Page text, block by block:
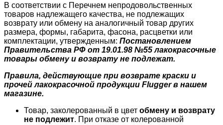
В соответствии с Перечнем непродовольственных
товаров надлежащего качества, не подлежащих
возврату или обмену на аналогичный товар других
размера, формы, габарита, фасона, расцветки или
комплектации, утвержденным: Постановлением
Правительства РФ от 19.01.98 №55 лакокрасочные
товары обмену и возврату не подлежат.
Правила, действующие при возврате краски и
прочей лакокрасочной продукции Flugger в нашем
магазине.
Товар, заколерованный в цвет обмену и возврату
не подлежит. При отказе от колерованной